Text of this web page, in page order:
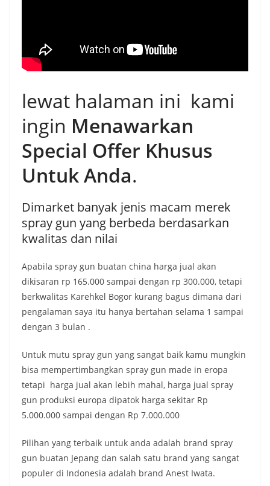
lewat halaman ini kami
ingin Menawarkan
Special Offer Khusus
Untuk Anda.
Dimarket banyak jenis macam merek
spray gun yang berbeda berdasarkan
kwalitas dan nilai
Apabila spray gun buatan china harga jual akan
dikisaran rp 165.000 sampai dengan rp 300.000, tetapi
berkwalitas Karehkel Bogor kurang bagus dimana dari
pengalaman saya itu hanya bertahan selama 1 sampai
dengan 3 bulan .
Untuk mutu spray gun yang sangat baik kamu mungkin
bisa mempertimbangkan spray gun made in eropa
tetapi harga jual akan lebih mahal, harga jual spray
gun produksi europa dipatok harga sekitar Rp
5.000.000 sampai dengan Rp 7.000.000
Pilihan yang terbaik untuk anda adalah brand spray
gun buatan Jepang dan salah satu brand yang sangat
populer di Indonesia adalah brand Anest Iwata.